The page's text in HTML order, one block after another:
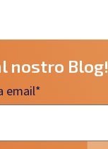
nostro Blog!
email*